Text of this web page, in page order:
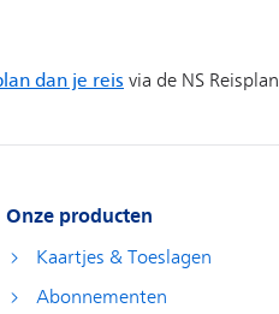
Onze producten
Kaartjes & Toeslagen
Abonnementen